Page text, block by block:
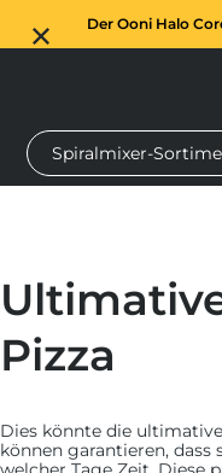
Der Ooni Halo
Pizzaofen Teigmischer
Spiralmixer-
Pizza
Dies könnte die
können garantieren,